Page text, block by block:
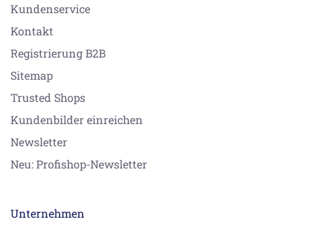
Kundenservice
Kontakt
Registrierung B2B
Sitemap
Trusted Shops
Kundenbilder einreichen
Newsletter
Neu: Profishop-Newsletter
Unternehmen